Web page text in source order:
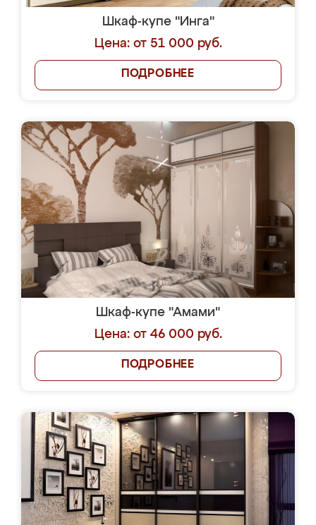
Шкаф-купе "Инга"
Цена: от 51 000 руб.
ПОДРОБНЕЕ
Шкаф-купе "Амами"
Цена: от 46 000 руб.
ПОДРОБНЕЕ